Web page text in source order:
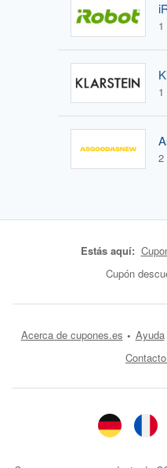
Estás aquí:
Cupón
Acerca de cupones.es Ayuda